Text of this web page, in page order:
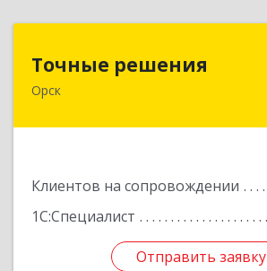
Точные решения
Орск
Клиентов на сопровождении
1С:Специалист
Отправить заявку
Отправить заявку